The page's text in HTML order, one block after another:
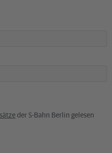
der S-Bahn Berlin gelesen